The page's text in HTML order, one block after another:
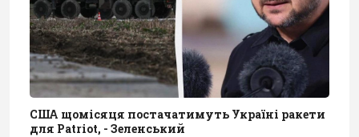
США щомісяця постачатимуть Україні ракети
для Patriot, - Зеленський